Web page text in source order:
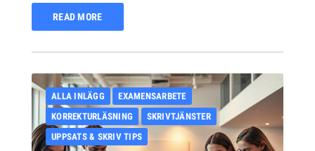
READ MORE
ALLA INLÄGG
EXAMENSARBETE
KORREKTURLÄSNING
SKRIVTJÄNSTER
UPPSATS & SKRIV TIPS